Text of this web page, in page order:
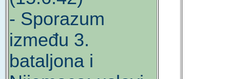
- Sporazum
između 3.
bataljona i